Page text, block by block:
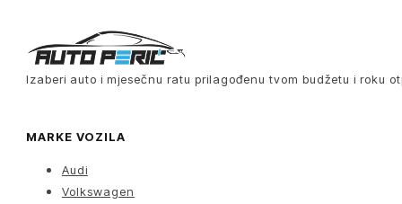
Izaberi auto i mjesečnu ratu prilagođenu tvom budžetu i roku
MARKE VOZILA
Audi
Volkswagen